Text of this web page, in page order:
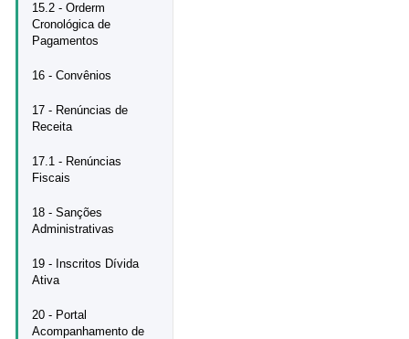
15.2 - Orderm
Cronológica de
Pagamentos
16 - Convênios
17 - Renúncias de
Receita
17.1 - Renúncias
Fiscais
18 - Sanções
Administrativas
19 - Inscritos Dívida
Ativa
20 - Portal
Acompanhamento de